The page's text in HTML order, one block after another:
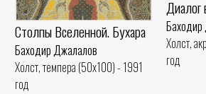
Диалог
Холст,
год
Столпы Вселенной. Бухара
Баходир Джалалов
Холст, темпера (50x100) - 1991
год